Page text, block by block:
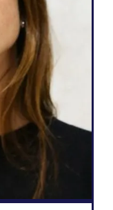
에게 약속할
사용할 수 있
로 관리할 수
, 단 몇 번의
는 기능에 부
훌륭합니다."
로메 아마르